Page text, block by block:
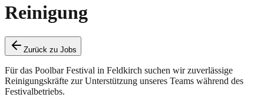
Reinigung
Zurück zu Jobs
Für das Poolbar Festival in Feldkirch suchen wir zuverlässige
Reinigungskräfte zur Unterstützung unseres Teams während des
Festivalbetriebs.